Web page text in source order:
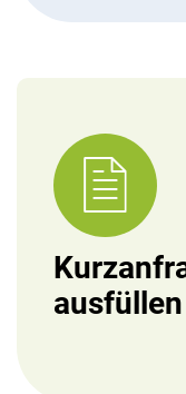
ausfüllen